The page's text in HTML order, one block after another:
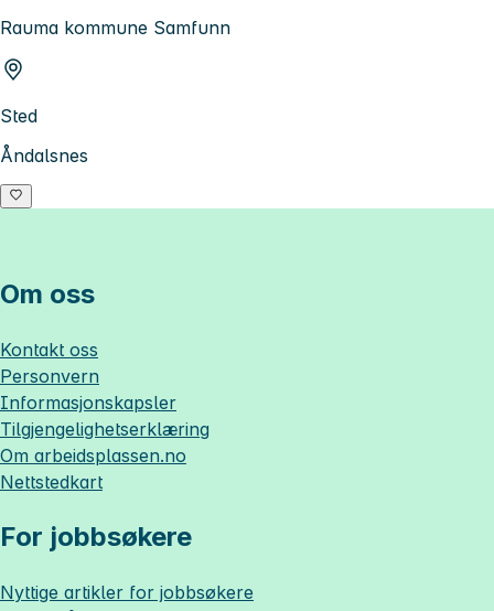
Rauma kommune Samfunn
Sted
Åndalsnes
Om oss
Kontakt oss
Personvern
Informasjonskapsler
Tilgjengelighetserklæring
Om arbeidsplassen.no
Nettstedkart
For jobbsøkere
Nyttige artikler for jobbsøkere